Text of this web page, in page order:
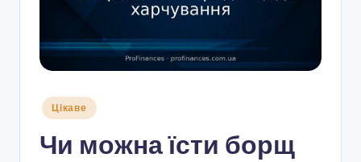
Опубліковано
Цікаве
Чи можна їсти борщ